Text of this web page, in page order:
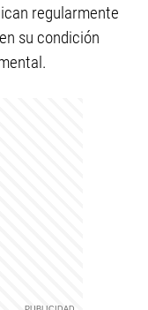
regularmente
su condición